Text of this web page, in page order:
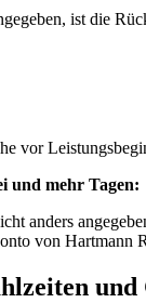
ist die
vor
und mehr Tagen:
anders
von Hartmann
und